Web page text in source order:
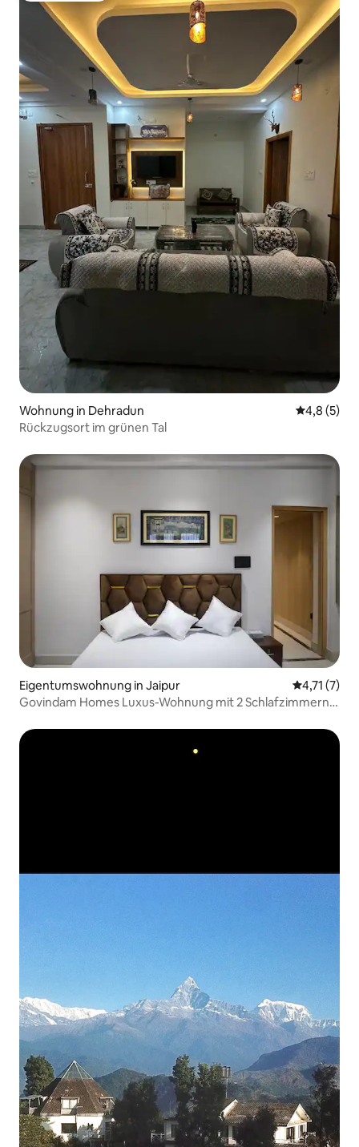
Wohnung in Dehradun
4,8 (5)
Rückzugsort im grünen Tal
Eigentumswohnung in Jaipur
4,71 (7)
Govindam Homes Luxus-Wohnung mit 2 Schlafzimmern,